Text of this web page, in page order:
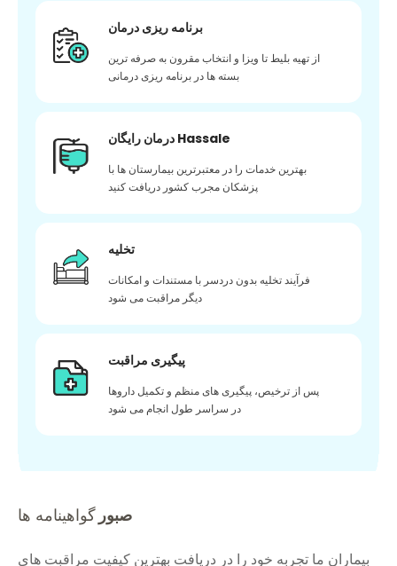
برنامه ریزی درمان
از تهیه بلیط تا ویزا و انتخاب مقرون به صرفه ترین
بسته ها در برنامه ریزی درمانی
درمان رایگان Hassale
بهترین خدمات را در معتبرترین بیمارستان ها با
پزشکان مجرب کشور دریافت کنید
تخلیه
فرآیند تخلیه بدون دردسر با مستندات و امکانات
دیگر مراقبت می شود
پیگیری مراقبت
پس از ترخیص، پیگیری های منظم و تکمیل داروها
در سراسر طول انجام می شود
صبور گواهینامه ها
بیماران ما تجربه خود را در دریافت بهترین کیفیت مراقبت های